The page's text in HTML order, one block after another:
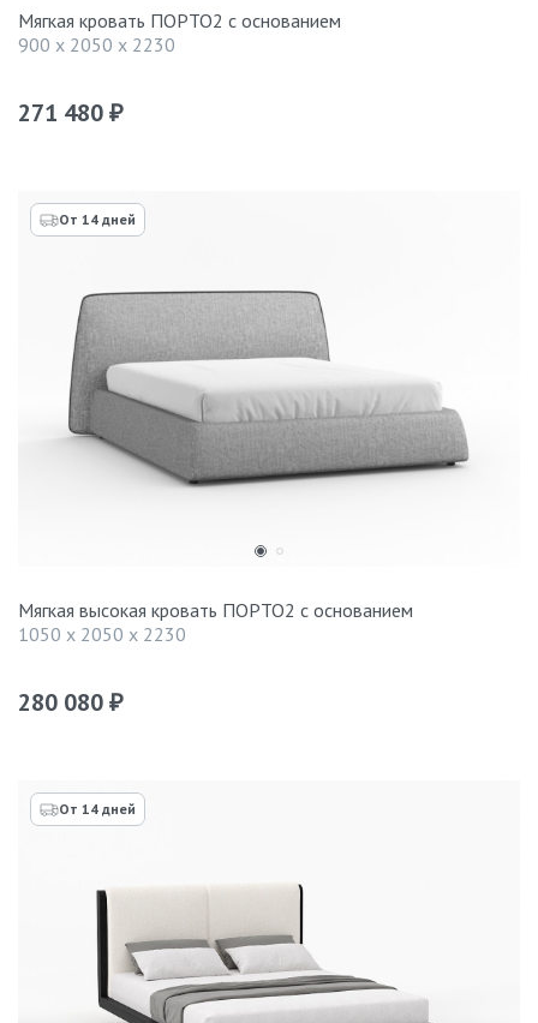
Мягкая кровать ПОРТО2 с основанием
900 x 2050 x 2230
271 480 ₽
От 14 дней
Мягкая высокая кровать ПОРТО2 с основанием
1050 x 2050 x 2230
280 080 ₽
От 14 дней